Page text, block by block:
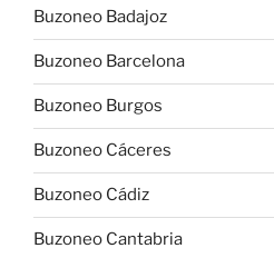
Buzoneo Badajoz
Buzoneo Barcelona
Buzoneo Burgos
Buzoneo Cáceres
Buzoneo Cádiz
Buzoneo Cantabria